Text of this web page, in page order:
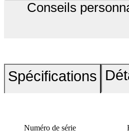
Conseils
Spécifications
Numéro de série